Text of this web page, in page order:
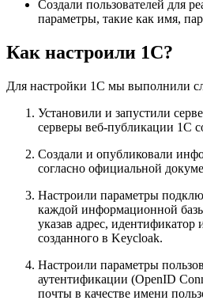
Создали пользователей для
параметры, такие как имя,
Как настроили 1С?
Для настройки 1С мы выполнили
Установили и запустили
серверы веб-публикации 1С
Создали и опубликовали
согласно официальной
Настроили параметры
каждой информационной
указав адрес, идентификатор
созданного в Keycloak.
Настроили параметры
аутентификации (OpenID
почты в качестве имени